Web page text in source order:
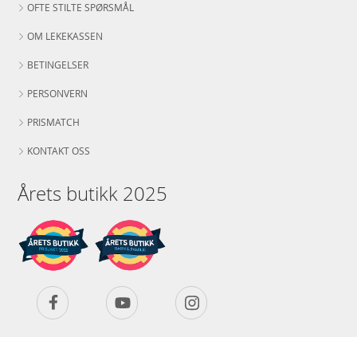
OFTE STILTE SPØRSMÅL
OM LEKEKASSEN
BETINGELSER
PERSONVERN
PRISMATCH
KONTAKT OSS
Årets butikk 2025